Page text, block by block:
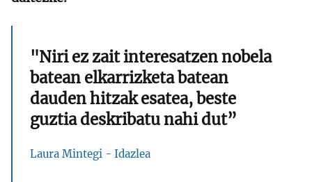
"Niri ez zait interesatzen nobela
batean elkarrizketa batean
dauden hitzak esatea, beste
guztia deskribatu nahi dut”
Laura Mintegi - Idazlea